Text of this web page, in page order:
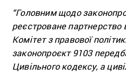
“Головним щодо
реєстроване партнерство
Комітет з правової
законопроєкт 9103
Цивільного кодексу, а